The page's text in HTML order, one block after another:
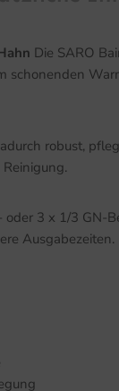
Die SARO
schonenden
robust,
oder 3 x 1/3
Ausgabezeiten.